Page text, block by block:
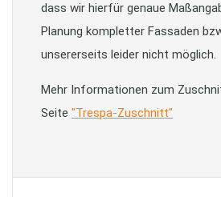
dass wir hierfür genaue
Planung kompletter Fassaden
unsererseits leider nicht möglich.
Mehr Informationen zum
Seite "Trespa-Zuschnitt"